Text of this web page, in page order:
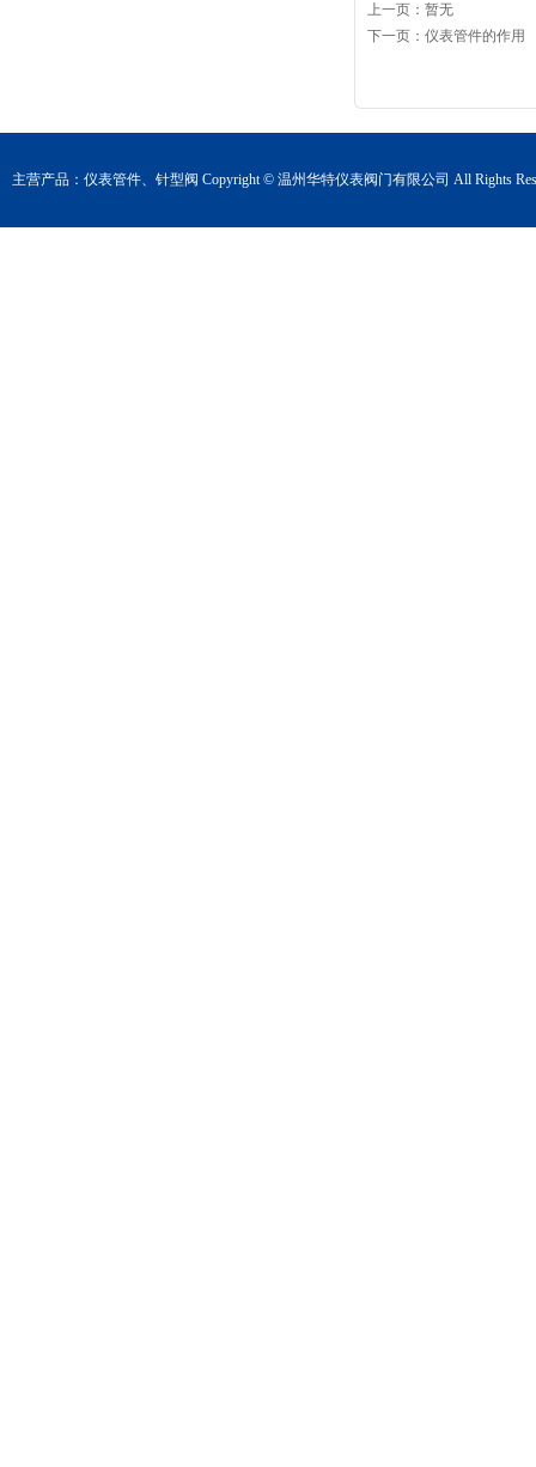
上一页：暂无
下一页： 仪表管件的作用
主营产品： 仪表管件、 针型阀 Copyright © 温州华特仪表阀门有限公司 All Rights